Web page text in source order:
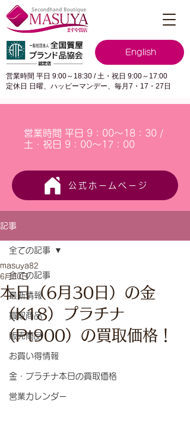
English
営業時間 平日 9:00～18:30 / 土・祝日 9:00～17:00
定休日 日曜、ハッピーマンデー、毎月7・17・27日
営業時間 平日 9：00～18：30 /
土・祝日 9：00～17：00
公式ホームページ
記事
全ての記事
最新情報
買取商品
販売商品
お買い得情報
金・プラチナ本日の買取価格
営業カレンダー
全ての記事
本日（6月30日）の金
（K18）プラチナ
（Pt900）の買取価格！
masuya82
6月30日